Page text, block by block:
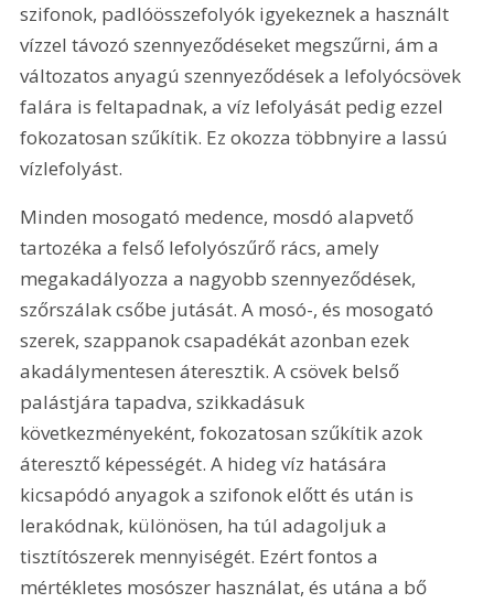
szifonok, padlóösszefolyók igyekeznek a használt
vízzel távozó szennyeződéseket megszűrni, ám a
változatos anyagú szennyeződések a lefolyócsövek
falára is feltapadnak, a víz lefolyását pedig ezzel
fokozatosan szűkítik. Ez okozza többnyire a lassú
vízlefolyást.
Minden mosogató medence, mosdó alapvető
tartozéka a felső lefolyószűrő rács, amely
megakadályozza a nagyobb szennyeződések,
szőrszálak csőbe jutását. A mosó-, és mosogató
szerek, szappanok csapadékát azonban ezek
akadálymentesen áteresztik. A csövek belső
palástjára tapadva, szikkadásuk
következményeként, fokozatosan szűkítik azok
áteresztő képességét. A hideg víz hatására
kicsapódó anyagok a szifonok előtt és után is
lerakódnak, különösen, ha túl adagoljuk a
tisztítószerek mennyiségét. Ezért fontos a
mértékletes mosószer használat, és utána a bő